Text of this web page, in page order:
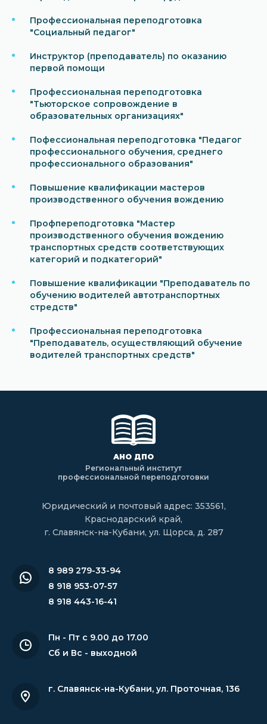
Профессиональная переподготовка
"Социальный педагог"
Инструктор (преподаватель) по оказанию
первой помощи
Профессиональная переподготовка
"Тьюторское сопровождение в
образовательных организациях"
Пофессиональная переподготовка "Педагог
профессионального обучения, среднего
профессионального образования"
Повышение квалификации мастеров
производственного обучения вождению
Профпереподготовка "Мастер
производственного обучения вождению
транспортных средств соответствующих
категорий и подкатегорий"
Повышение квалификации "Преподаватель по
обучению водителей автотранспортных
стредств"
Профессиональная переподготовка
"Преподаватель, осуществляющий обучение
водителей транспортных средств"
АНО ДПО
Региональный институт
профессиональной переподготовки
Юридический и почтовый адрес: 353561,
Краснодарский край,
г. Славянск-на-Кубани, ул. Щорса, д. 287
8 989 279-33-94
8 918 953-07-57
8 918 443-16-41
Пн - Пт с 9.00 до 17.00
Сб и Вс - выходной
г. Славянск-на-Кубани, ул. Проточная, 136